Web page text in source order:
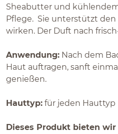
Sheabutter und
Pflege. Sie unterstützt
wirken. Der Duft nach
Anwendung: Nach dem
Haut auftragen, sanft
genießen.
Hauttyp: für jeden Hauttyp
Dieses Produkt bieten